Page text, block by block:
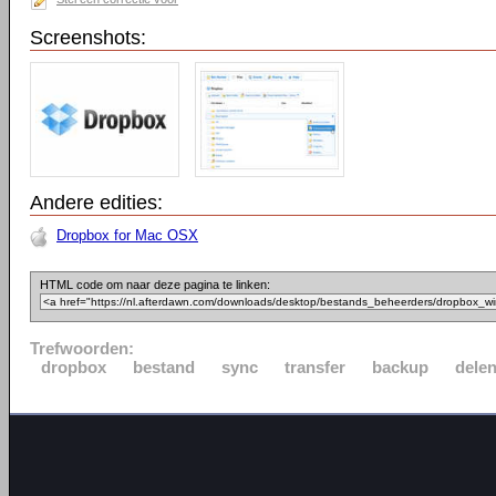
Screenshots:
Andere edities:
Dropbox for Mac OSX
HTML code om naar deze pagina te linken:
Trefwoorden:
dropbox
bestand sync transfer backup delen